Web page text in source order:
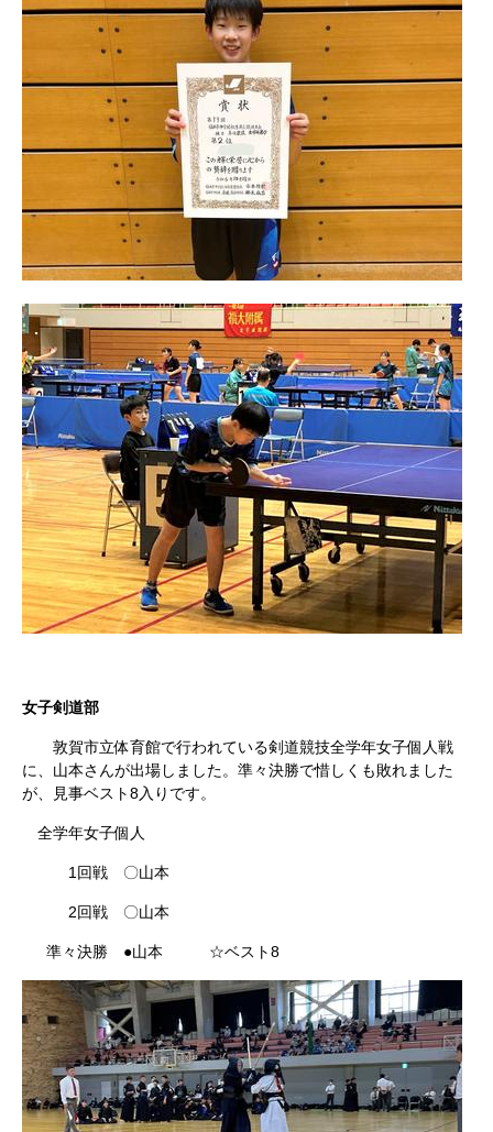
女子剣道部
敦賀市立体育館で行われている剣道競技全学年女子個人戦
に、山本さんが出場しました。準々決勝で惜しくも敗れました
が、見事ベスト8入りです。
全学年女子個人
1回戦 〇山本
2回戦 〇山本
準々決勝 ●山本 ☆ベスト8